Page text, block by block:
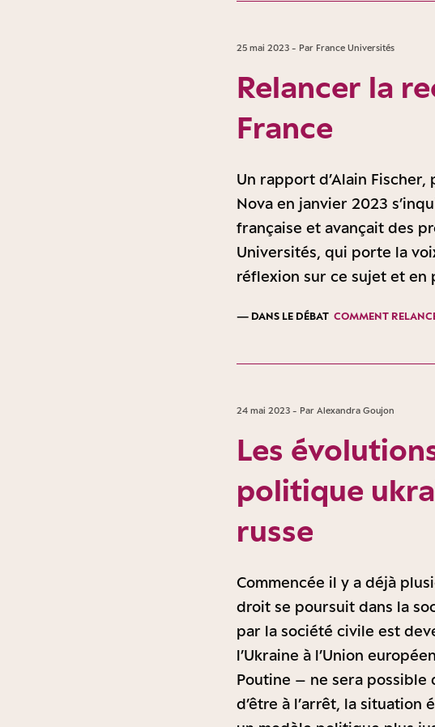
25 mai 2023 - Par France Universités
Relancer la
France
Un rapport d’Alain
Nova en janvier 2023
française et avançait des
Universités, qui porte la
réflexion sur ce sujet et en
— DANS LE DÉBAT COMMENT
24 mai 2023 - Par Alexandra Goujon
Les
politique
russe
Commencée il y a déjà
droit se poursuit dans la
par la société civile est
l’Ukraine à l’Union
Poutine – ne sera possible
d’être à l’arrêt, la